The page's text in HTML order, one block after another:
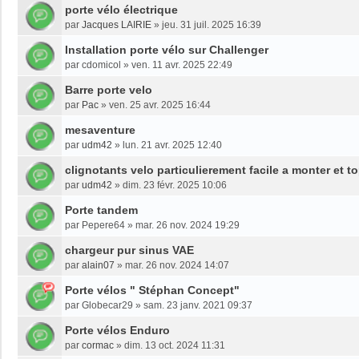
porte vélo électrique
par Jacques LAIRIE » jeu. 31 juil. 2025 16:39
Installation porte vélo sur Challenger
par cdomicol » ven. 11 avr. 2025 22:49
Barre porte velo
par Pac » ven. 25 avr. 2025 16:44
mesaventure
par udm42 » lun. 21 avr. 2025 12:40
clignotants velo particulierement facile a monter et
par udm42 » dim. 23 févr. 2025 10:06
Porte tandem
par Pepere64 » mar. 26 nov. 2024 19:29
chargeur pur sinus VAE
par alain07 » mar. 26 nov. 2024 14:07
Porte vélos " Stéphan Concept"
par Globecar29 » sam. 23 janv. 2021 09:37
Porte vélos Enduro
par cormac » dim. 13 oct. 2024 11:31